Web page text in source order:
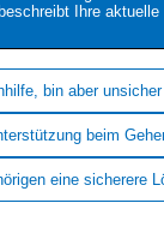
Ihre
bin aber
beim
eine sicherere